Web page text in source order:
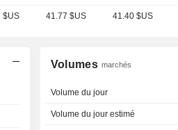
$US 41.77 $US 41.40 $US
Volumes marchés
Volume du jour
Volume du jour estimé